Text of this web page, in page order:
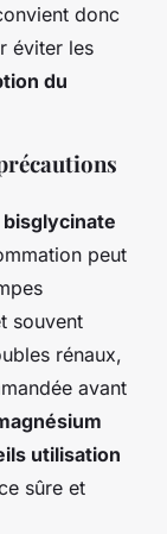
donc
éviter les
du
peut
souvent
rénaux,
avant
utilisation
sûre et